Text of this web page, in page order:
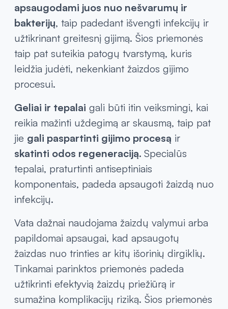
problemomsyra svarbios užtikrinant
tinkamą sužeistų vietų priežiūrą ir apsaugą.
Bintaiirpleistrai yra dažnai naudojami
tvarstyti ir fiksuoti sužeidimus,
apsaugodami juos nuo nešvarumų ir
bakterijų
užtikrinant greitesnį gijimą. Šios priemonės
taip pat suteikia patogų tvarstymą, kuris
leidžia judėti, nekenkiant žaizdos gijimo
procesui.
Geliai ir tepalaigali būti itin veiksmingi, kai
reikia mažinti uždegimą ar skausmą, taip pat
jiegali paspartinti gijimo procesą
skatinti odos regeneraciją.
Specialūs
tepalai, praturtinti antiseptiniais
komponentais, padeda apsaugoti žaizdą nuo
infekcijų.
Vata dažnai naudojama žaizdų valymui arba
papildomai apsaugai, kad apsaugotų